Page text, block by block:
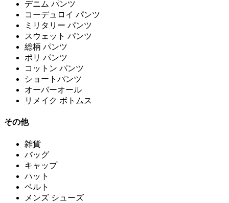
デニム パンツ
コーデュロイ パンツ
ミリタリー パンツ
スウェット パンツ
総柄 パンツ
ポリ パンツ
コットン パンツ
ショートパンツ
オーバーオール
リメイク ボトムス
その他
雑貨
バッグ
キャップ
ハット
ベルト
メンズ シューズ